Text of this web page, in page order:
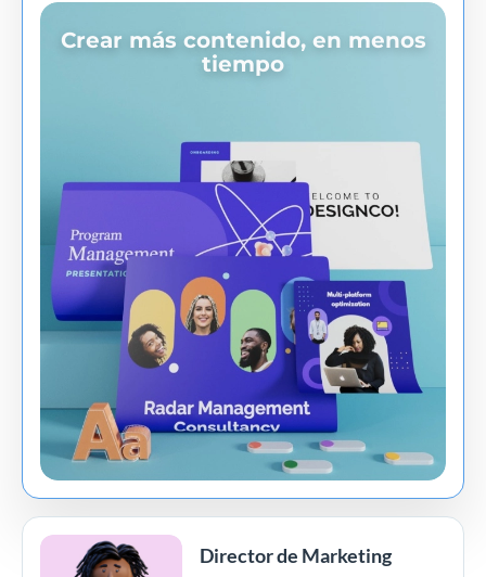
Crear más contenido, en menos
tiempo
Director de Marketing